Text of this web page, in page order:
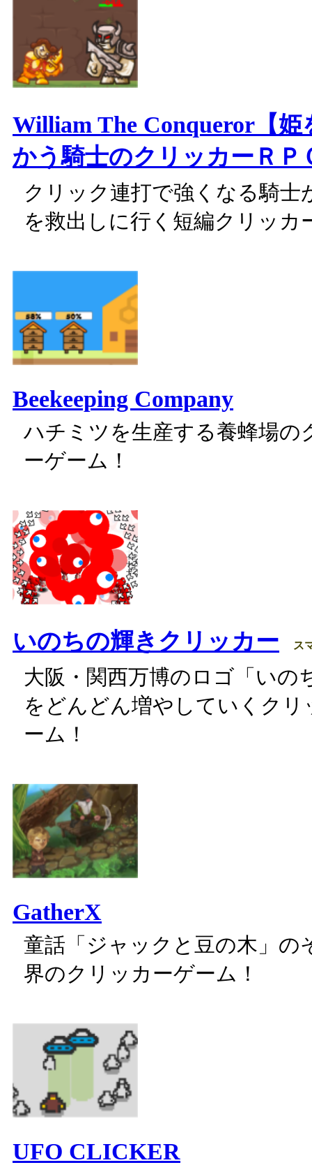
William The Conqueror【姫
かう騎士のクリッカーＲＰ
クリック連打で強くなる騎士
を救出しに行く短編クリッカ
Beekeeping Company
ハチミツを生産する養蜂場の
ーゲーム！
いのちの輝きクリッカー ス
大阪・関西万博のロゴ「いの
をどんどん増やしていくクリ
ーム！
GatherX
童話「ジャックと豆の木」の
界のクリッカーゲーム！
UFO CLICKER